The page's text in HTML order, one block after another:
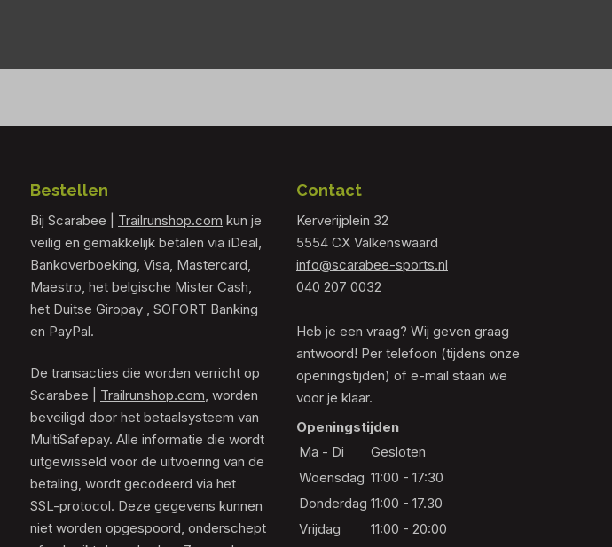
Bestellen
Bij Scarabee | Trailrunshop.com kun je
veilig en gemakkelijk betalen via iDeal,
Bankoverboeking, Visa, Mastercard,
Maestro, het belgische Mister Cash,
het Duitse Giropay , SOFORT Banking
en PayPal.
De transacties die worden verricht op
Scarabee | Trailrunshop.com, worden
beveiligd door het betaalsysteem van
MultiSafepay. Alle informatie die wordt
uitgewisseld voor de uitvoering van de
betaling, wordt gecodeerd via het
SSL-protocol. Deze gegevens kunnen
niet worden opgespoord, onderschept
Contact
Kerverijplein 32
5554 CX Valkenswaard
info@scarabee-sports.nl
040 207 0032
Heb je een vraag? Wij geven graag
antwoord! Per telefoon (tijdens onze
openingstijden) of e-mail staan we
voor je klaar.
Openingstijden
Ma - Di
Gesloten
Woensdag 11:00 - 17:30
Donderdag 11:00 - 17.30
Vrijdag
11:00 - 20:00